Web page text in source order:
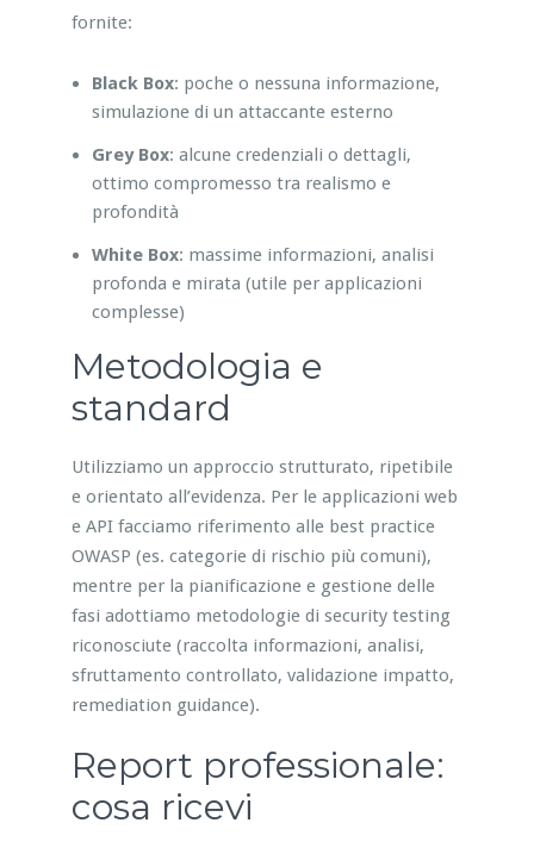
fornite:
Black Box: poche o nessuna informazione,
simulazione di un attaccante esterno
Grey Box: alcune credenziali o dettagli,
ottimo compromesso tra realismo e
profondità
White Box: massime informazioni, analisi
profonda e mirata (utile per applicazioni
complesse)
Metodologia e
standard
Utilizziamo un approccio strutturato, ripetibile
e orientato all’evidenza. Per le applicazioni web
e API facciamo riferimento alle best practice
OWASP (es. categorie di rischio più comuni),
mentre per la pianificazione e gestione delle
fasi adottiamo metodologie di security testing
riconosciute (raccolta informazioni, analisi,
sfruttamento controllato, validazione impatto,
remediation guidance).
Report professionale:
cosa ricevi